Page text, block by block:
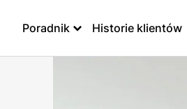
Poradnik Historie klientów